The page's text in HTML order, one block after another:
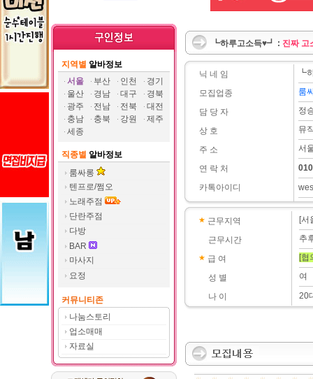
지역별 알바정보
서울
부산 인천
경기
울산
경남 대구
경북
광주
전남 전북
대전
충남
충북 강원
제주
세종
직종별 알바정보
룸싸롱
텐프로/쩜오
노래주점
단란주점
다방
BAR
마사지
요정
커뮤니티존
나눔스토리
업소매매
자료실
┗하루고소득♥┛ : 진짜 고
닉 네 임
모집업종
담 당 자
상 호
주 소
연 락 처
카톡아이디
┗
룸
정
뮤
서
근무지역
근무시간
급 여
성 별
나 이
[서
추
[협
여
20